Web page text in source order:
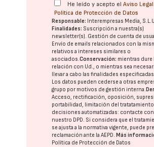
He leído y acepto elAviso Legal
Política de Protección de Datos
Responsable: Interempresas Media,
Finalidades: Suscripción a nuestra(s)
newsletter(s). Gestión de cuenta de
Envío de emails relacionados con la
relativos a intereses similares o
asociados.Conservación: mientras dure
relación con Ud., o mientras sea
llevar a cabo las finalidades especificadas
Los datos pueden cederse a otras
grupo por motivos de gestión interna.
Acceso, rectificación, oposición,
portabilidad, limitación del
decisiones automatizadas: contacte con
nuestro DPD. Si considera que el
se ajusta a la normativa vigente, puede
reclamación ante laAEPD. Más
Política de Protección de Datos